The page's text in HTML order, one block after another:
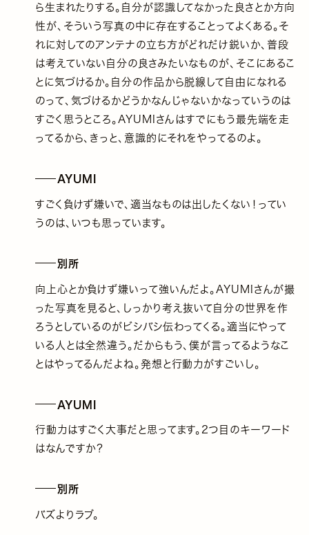
ら生まれたりする。自分が認識してなかった良さとか方向
性が、そういう写真の中に存在することってよくある。そ
れに対してのアンテナの立ち方がどれだけ鋭いか、普段
は考えていない自分の良さみたいなものが、そこにあるこ
とに気づけるか。自分の作品から脱線して自由になれる
のって、気づけるかどうかなんじゃないかなっていうのは
すごく思うところ。AYUMIさんはすでにもう最先端を走
ってるから、きっと、意識的にそれをやってるのよ。
AYUMI
すごく負けず嫌いで、適当なものは出したくない！ってい
うのは、いつも思っています。
別所
向上心とか負けず嫌いって強いんだよ。AYUMIさんが撮
った写真を見ると、しっかり考え抜いて自分の世界を作
ろうとしているのがビシバシ伝わってくる。適当にやって
いる人とは全然違う。だからもう、僕が言ってるようなこ
とはやってるんだよね。発想と行動力がすごいし。
AYUMI
行動力はすごく大事だと思ってます。2つ目のキーワード
はなんですか？
別所
バズよりラブ。